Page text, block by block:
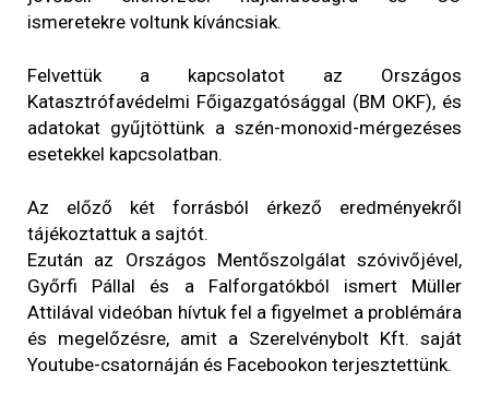
ismeretekre voltunk kíváncsiak.
Felvettük a kapcsolatot az Országos
Katasztrófavédelmi Főigazgatósággal (BM OKF), és
adatokat gyűjtöttünk a szén-monoxid-mérgezéses
esetekkel kapcsolatban.
Az előző két forrásból érkező eredményekről
tájékoztattuk a sajtót.
Ezután az Országos Mentőszolgálat szóvivőjével,
Győrfi Pállal és a Falforgatókból ismert Müller
Attilával videóban hívtuk fel a figyelmet a problémára
és megelőzésre, amit a Szerelvénybolt Kft. saját
Youtube-csatornáján és Facebookon terjesztettünk.